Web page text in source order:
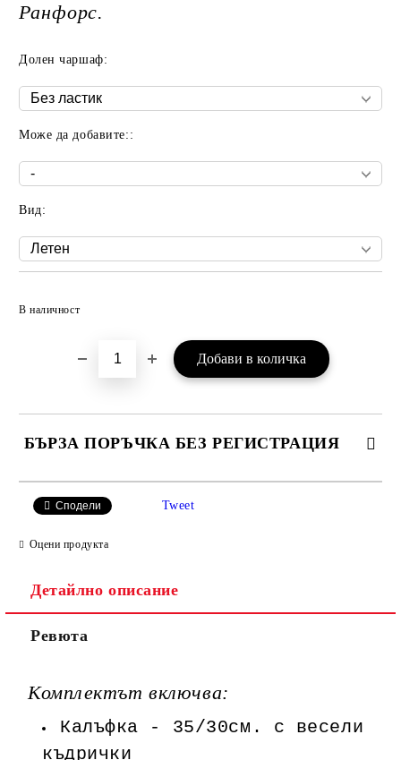
Ранфорс.
Долен чаршаф:
Може да добавите::
Вид:
В наличност
БЪРЗА ПОРЪЧКА БЕЗ РЕГИСТРАЦИЯ
Сподели Tweet
Оцени продукта
Детайлно описание
Ревюта
Комплектът включва:
Калъфка - 35/30см. с весели
къдрички